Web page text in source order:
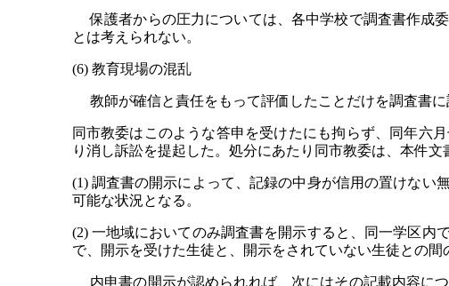
保護者からの圧力については、各中学校で調査書作成
とは考えられない。
(6) 教育現場の混乱
教師が確信と責任をもって評価したことだけを調査書に
同市教委はこのような答申を受けたにも拘らず、同年六
り消し訴訟を提起した。処分にあたり同市教委は、本件
(1) 調査書の開示によって、記録の中身が信用の置けない
可能な状況となる。
(2) 一地域においてのみ調査書を開示すると、同一学区内
で、開示を受けた生徒と、開示をされていない生徒との
内申書の開示が認められれば、次にはその記載内容に